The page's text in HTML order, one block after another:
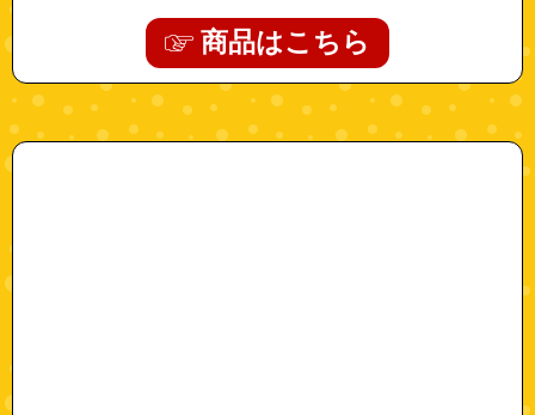
商品はこちら
"oil-1"